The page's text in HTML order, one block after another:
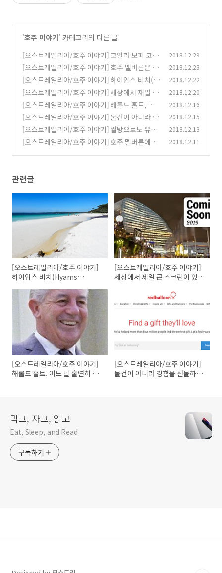
'호주 이야기' 카테고리의 다른 글
[오스트레일리아/호주 이야기] 코알라 모피 코트
는 왜 없을까? (0)
2018.12.29
[오스트레일리아/호주 이야기] 호주 멜버른은 작
은 그리스?
(0)
2018.12.23
[오스트레일리아/호주 이야기] 하이암스 비치(H
yams Beach), 세상에서 가장 흰 모래가 있는 해
변
(1)
2018.12.22
[오스트레일리아/호주 이야기] 세상에서 제일 큰
스크린이 있는 영화관은 어디? (0)
2018.12.20
[오스트레일리아/호주 이야기] 해롤드 홀트, 어
느 날 홀연히 사라진 호주 총리(Feat. 수영장)
(0)
2018.12.16
[오스트레일리아/호주 이야기] 물건이 아니라 경
험을 선물하고 싶다면? 레드벌룬(Redballoon)!
(0)
2018.12.15
[오스트레일리아/호주 이야기] 짤방으로도 유명
한 '근육 캥거루' 로저, 눈감다ㅠㅠ (0)
2018.12.13
[오스트레일리아/호주 이야기] 호주 멜버른에서
2018.12.11
관련글
[오스트레일리아/호주 이야기]
하이암스 비치(Hyams
가 있는 해변
[오스트레일리아/호주 이야기]
세상에서 제일 큰 스크린이 있는
[오스트레일리아/호주 이야기]
해롤드 홀트, 어느 날 홀연히 사
[오스트레일리아/호주 이야기]
물건이 아니라 경험을 선물하고
먹고, 자고, 읽고
Eat, Sleep, and Read
구독하기